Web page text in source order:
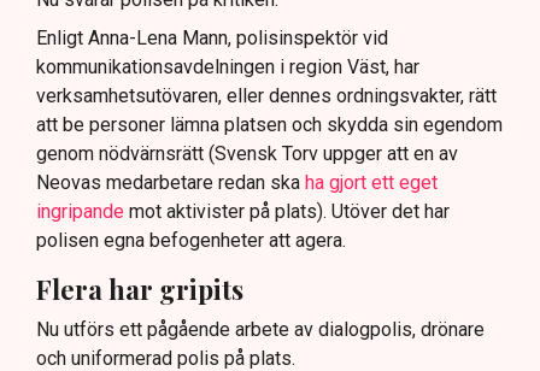
Enligt Anna-Lena Mann, polisinspektör vid
kommunikationsavdelningen i region Väst, har
verksamhetsutövaren, eller dennes ordningsvakter, rätt
att be personer lämna platsen och skydda sin egendom
genom nödvärnsrätt (Svensk Torv uppger att en av
Neovas medarbetare redan ska ha gjort ett eget
ingripande mot aktivister på plats). Utöver det har
polisen egna befogenheter att agera.
Flera har gripits
Nu utförs ett pågående arbete av dialogpolis, drönare
och uniformerad polis på plats.